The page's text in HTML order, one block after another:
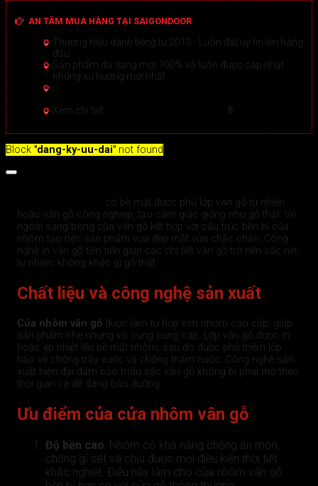
AN TÂM MUA HÀNG TẠI SAIGONDOOR
Thương hiệu danh tiếng từ 2010 - Luôn đặt uy tín lên hàng
đầu
Sản phẩm đa dạng mới 100% và luôn được cập nhật
những xu hướng mới nhất
Xem chi tiết:
&
Block "dang-ky-uu-dai" not found
có bề mặt được phủ lớp vân gỗ tự nhiên
hoặc vân gỗ công nghiệp, tạo cảm giác giống như gỗ thật. Vẻ
ngoài sang trọng của vân gỗ kết hợp với cấu trúc bền bỉ của
nhôm tạo nên sản phẩm vừa đẹp mắt vừa chắc chắn. Công
nghệ in vân gỗ tiên tiến giúp các chi tiết vân gỗ trở nên sắc nét,
tự nhiên, không khác gì gỗ thật.
Chất liệu và công nghệ sản xuất
Cửa nhôm vân gỗ được làm từ hợp kim nhôm cao cấp, giúp
sản phẩm nhẹ nhưng vô cùng cứng cáp. Lớp vân gỗ được in
hoặc ép nhiệt lên bề mặt nhôm, sau đó được phủ thêm lớp
bảo vệ chống trầy xước và chống thấm nước. Công nghệ sản
xuất hiện đại đảm bảo màu sắc vân gỗ không bị phai mờ theo
thời gian và dễ dàng bảo dưỡng.
Ưu điểm của cửa nhôm vân gỗ
Độ bền cao : Nhôm có khả năng chống ăn mòn,
chống gỉ sét và chịu được mọi điều kiện thời tiết
khắc nghiệt. Điều này làm cho cửa nhôm vân gỗ